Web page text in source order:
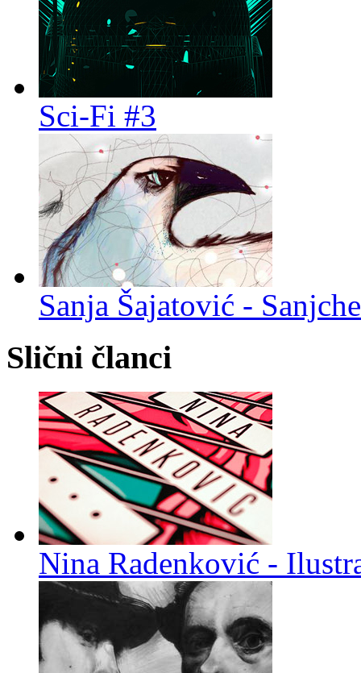
Sci-Fi #3
Sanja Šajatović -
Slični članci
Nina Radenković -